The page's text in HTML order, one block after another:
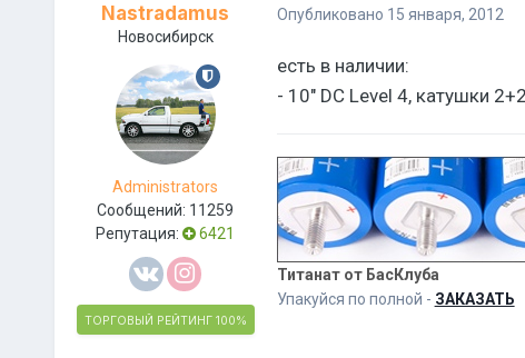
Nastradamus
Новосибирск
Administrators
Сообщений: 11259
Репутация:
6421
ТОРГОВЫЙ РЕЙТИНГ 100%
Опубликовано 15 января, 2012
есть в наличии:
- 10" DC Level 4, катушки
Титанат от БасКлуба
Упакуйся по полной - ЗАКАЗАТЬ